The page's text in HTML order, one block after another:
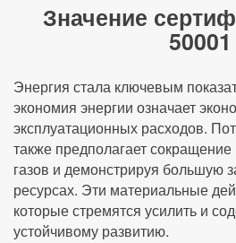
Значение
50001
Энергия стала ключевым
экономия энергии означает
эксплуатационных расходов.
также предполагает
газов и демонстрируя большую
ресурсах. Эти материальные
которые стремятся усилить и
устойчивому развитию.